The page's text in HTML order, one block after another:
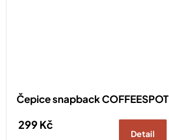
Čepice snapback COFFEESPOT
299 Kč
Detail